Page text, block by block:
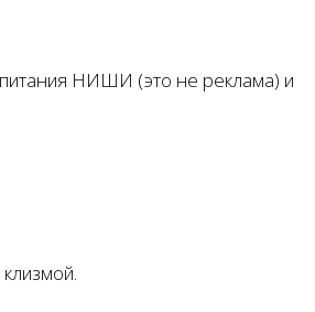
питания НИШИ (это не реклама) и